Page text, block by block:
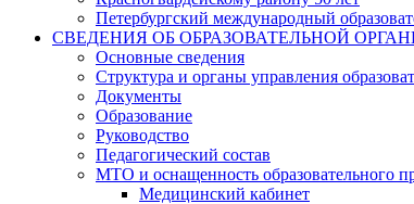
Петербургский международный
СВЕДЕНИЯ ОБ ОБРАЗОВАТЕЛЬНОЙ
Основные сведения
Структура и органы управления
Документы
Образование
Руководство
Педагогический состав
МТО и оснащенность образовательного
Медицинский кабинет